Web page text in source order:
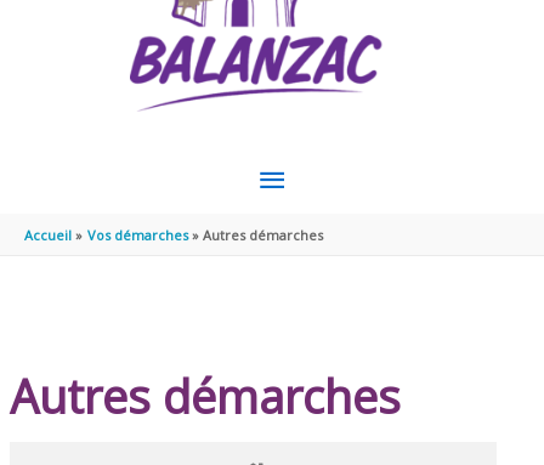
MENU
PRINCIPAL
Accueil Vos démarches Autres démarches
Autres démarches